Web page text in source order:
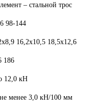
– стальной трос
98-144
16,2x10,5 18,5x12,6
186
12,0 кН
менее 3,0 кН/100 мм